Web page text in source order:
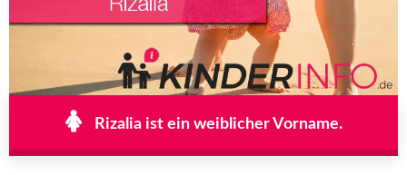
Rizalia ist ein weiblicher Vorname.